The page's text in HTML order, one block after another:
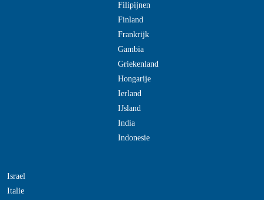
Filipijnen
Finland
Frankrijk
Gambia
Griekenland
Hongarije
Ierland
IJsland
India
Indonesie
Israel
Italie